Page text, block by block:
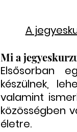
A
Mi a
Elsősorban
készülnek,
valamint
közösségben
életre.